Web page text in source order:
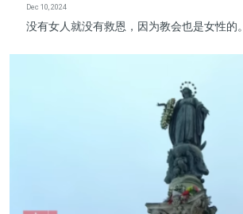
Dec 10, 2024
没有女人就没有救恩，因为教会也是女性的。